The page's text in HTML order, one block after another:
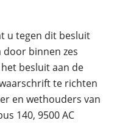
u tegen dit besluit
door binnen zes
besluit aan de
te richten
en wethouders van
140, 9500 AC